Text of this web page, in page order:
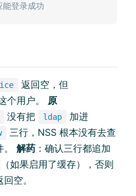
登录成功
返回空，但
个用户。 原
没有把 ldap 加进
三行，NSS 根本没有去查
解药 ：确认三行都追加
（如果启用了缓存），否则
空。